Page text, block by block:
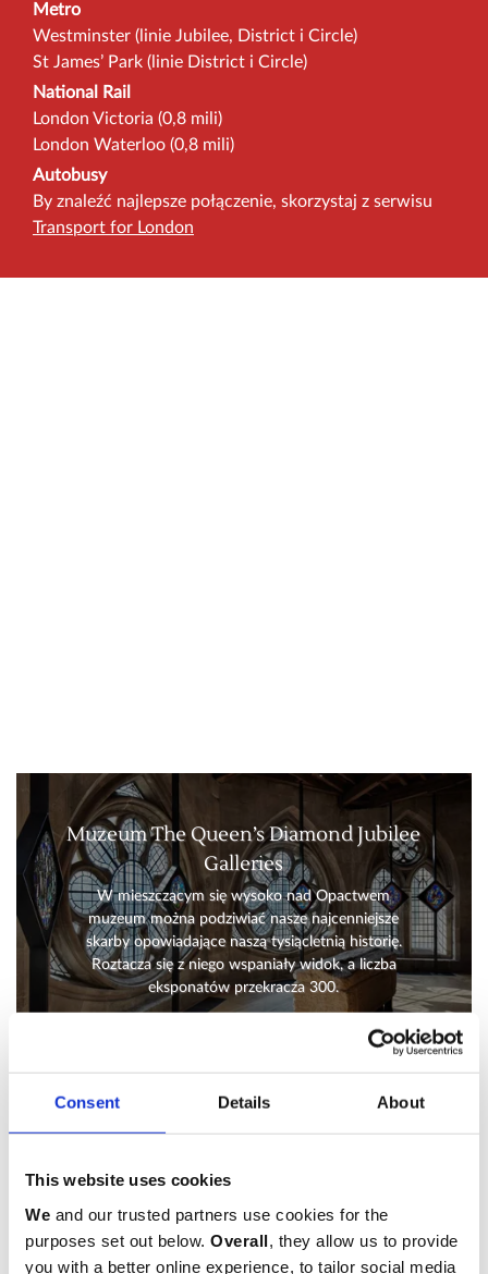
Consent Details About
This website uses cookies
We and our trusted partners use cookies for the
purposes set out below. Overall , they allow us to provide
you with a better online experience, to tailor social media
Metro
Westminster (linie Jubilee, District i Circle)
St James’ Park (linie District i Circle)
National Rail
London Victoria (0,8 mili)
London Waterloo (0,8 mili)
Autobusy
By znaleźć najlepsze połączenie, skorzystaj z serwisu
Transport for London
Muzeum The Queen’s Diamond Jubilee
Galleries
W mieszczącym się wysoko nad Opactwem
muzeum można podziwiać nasze najcenniejsze
skarby opowiadające naszą tysiącletnią historię.
Roztacza się z niego wspaniały widok, a liczba
eksponatów przekracza 300.
Zaplanuj wizytę